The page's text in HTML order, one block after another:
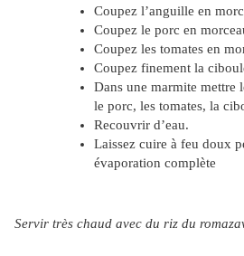
Coupez l’anguille en
Coupez le porc en
Coupez les tomates en
Coupez finement la
Dans une marmite mettre
le porc, les tomates, la
Recouvrir d’eau.
Laissez cuire à feu doux
évaporation complète
Servir très chaud avec du riz du